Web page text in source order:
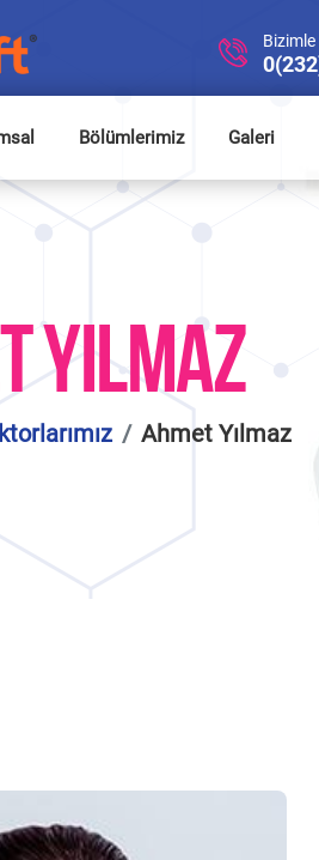
Bölümlerimiz Galeri
YILMAZ
Ahmet Yılmaz